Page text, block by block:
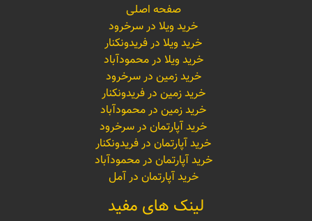
صفحه اصلی
خرید ویلا در سرخرود
خرید ویلا در فریدونکنار
خرید ویلا در محمودآباد
خرید زمین در سرخرود
خرید زمین در فریدونکنار
خرید زمین در محمودآباد
خرید آپارتمان در سرخرود
خرید آپارتمان در فریدونکنار
خرید آپارتمان در محمودآباد
خرید آپارتمان در آمل
لینک های مفید